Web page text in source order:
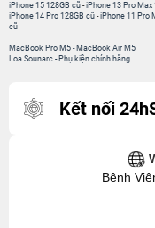
iPhone 15 128GB cũ -iPhone 13 Pro Max
iPhone 14 Pro 128GB cũ -iPhone 11 Pro
cũ
MacBook Pro M5 - MacBook Air M5
Loa Sounarc - Phụ kiện chính hãng
Kết nối
Bệnh